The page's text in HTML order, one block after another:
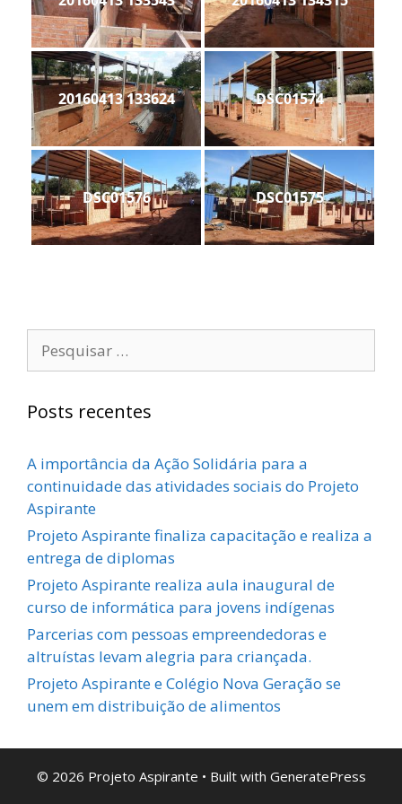
20160413 133624 DSC01574
DSC01576 DSC01575
por:
Posts recentes
A importância da Ação Solidária para a
continuidade das atividades sociais do Projeto
Aspirante
Projeto Aspirante finaliza capacitação e realiza a
entrega de diplomas
Projeto Aspirante realiza aula inaugural de
curso de informática para jovens indígenas
Parcerias com pessoas empreendedoras e
altruístas levam alegria para criançada.
Projeto Aspirante e Colégio Nova Geração se
unem em distribuição de alimentos
© 2026 Projeto Aspirante • Built with GeneratePress